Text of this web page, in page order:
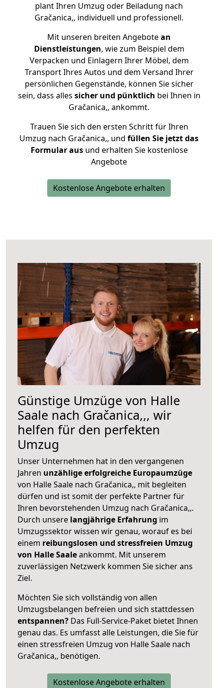
plant Ihren Umzug oder Beiladung nach
Gračanica,, individuell und professionell.
Mit unseren breiten Angebotean
Dienstleistungen, wie zum Beispiel dem
Verpacken und Einlagern Ihrer Möbel, dem
Transport Ihres Autos und dem Versand Ihrer
persönlichen Gegenstände, können Sie sicher
sein, dass alles sicher und pünktlich bei Ihnen in
Gračanica,, ankommt.
Trauen Sie sich den ersten Schritt für Ihren
Umzug nach Gračanica,, und füllen Sie jetzt das
Formular ausund erhalten Sie kostenlose
Angebote
Kostenlose Angebote erhalten
Günstige Umzüge von Halle
Saale nach Gračanica,,, wir
helfen für den perfekten
Umzug
Unser Unternehmen hat in den vergangenen
Jahren unzählige erfolgreiche Europaumzüge
von Halle Saale nach Gračanica,, mit begleiten
dürfen und ist somit der perfekte Partner für
Ihren bevorstehenden Umzug nach Gračanica,,.
Durch unsere langjährige Erfahrung im
Umzugssektor wissen wir genau, worauf es bei
einem reibungslosen und stressfreien Umzug
von Halle Saaleankommt. Mit unserem
zuverlässigen Netzwerk kommen Sie sicher ans
Ziel.
Möchten Sie sich vollständig von allen
Umzugsbelangen befreien und sich stattdessen
entspannen? Das Full-Service-Paket bietet Ihnen
genau das. Es umfasst alle Leistungen, die Sie für
einen stressfreien Umzug von Halle Saale nach
Gračanica,, benötigen.
Kostenlose Angebote erhalten